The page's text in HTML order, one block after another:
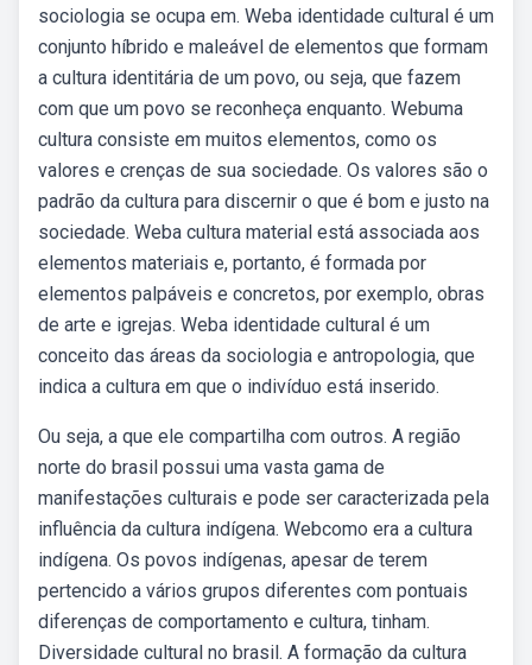
sociologia se ocupa em. Weba identidade cultural é um
conjunto híbrido e maleável de elementos que formam
a cultura identitária de um povo, ou seja, que fazem
com que um povo se reconheça enquanto. Webuma
cultura consiste em muitos elementos, como os
valores e crenças de sua sociedade. Os valores são o
padrão da cultura para discernir o que é bom e justo na
sociedade. Weba cultura material está associada aos
elementos materiais e, portanto, é formada por
elementos palpáveis e concretos, por exemplo, obras
de arte e igrejas. Weba identidade cultural é um
conceito das áreas da sociologia e antropologia, que
indica a cultura em que o indivíduo está inserido.
Ou seja, a que ele compartilha com outros. A região
norte do brasil possui uma vasta gama de
manifestações culturais e pode ser caracterizada pela
influência da cultura indígena. Webcomo era a cultura
indígena. Os povos indígenas, apesar de terem
pertencido a vários grupos diferentes com pontuais
diferenças de comportamento e cultura, tinham.
Diversidade cultural no brasil. A formação da cultura